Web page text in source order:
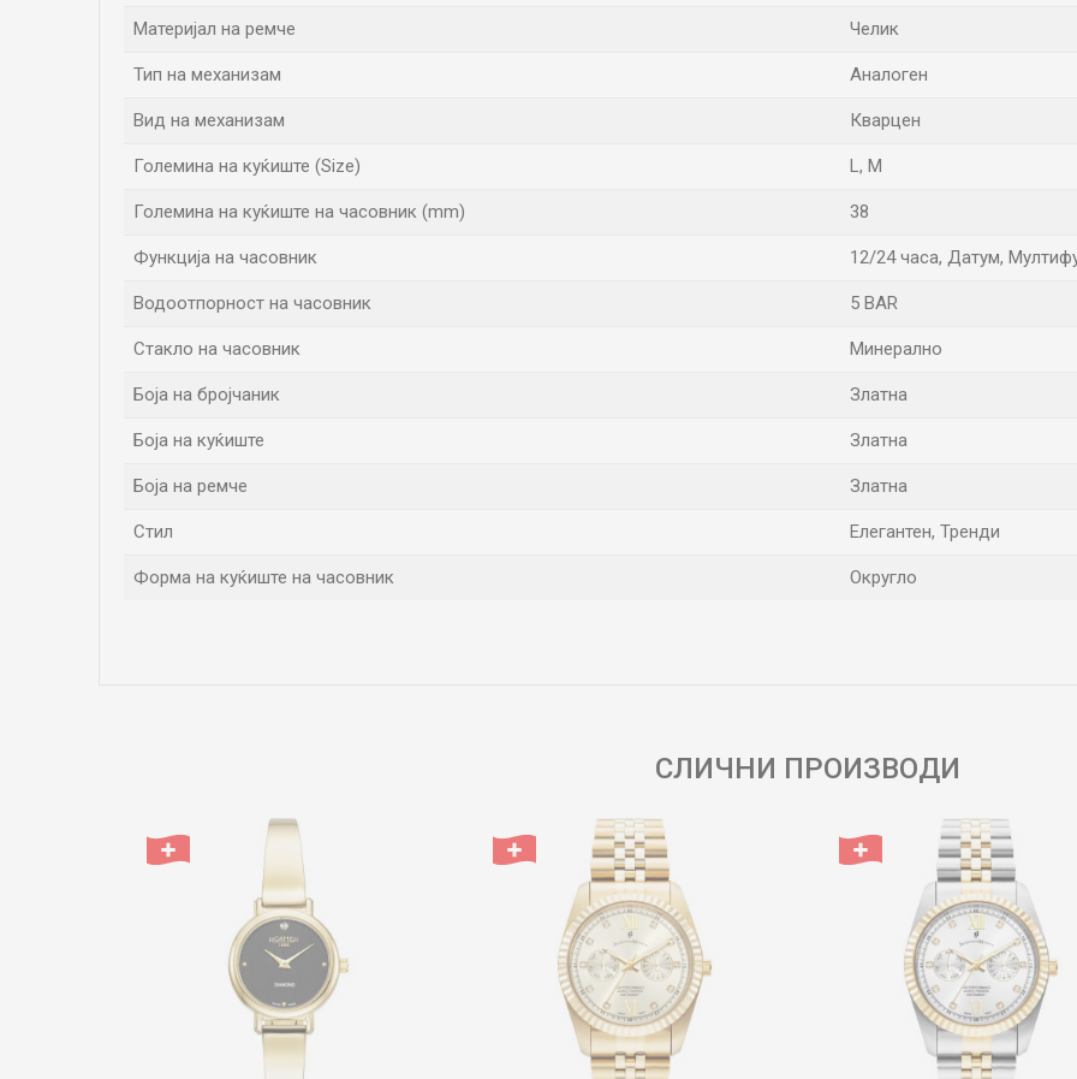
Материјал на ремче Челик
Тип на механизам Аналоген
Вид на механизам Кварцен
Големина на куќиште (Size) L, M
Големина на куќиште на часовник (mm) 38
Функција на часовник 12/24 часа, Датум,
Водоотпорност на часовник 5 BAR
Стакло на часовник Минерално
Боја на бројчаник Златна
Боја на куќиште Златна
Боја на ремче Златна
Стил Елегантен, Тренди
Форма на куќиште на часовник Округло
СЛИЧНИ ПРОИЗВОДИ